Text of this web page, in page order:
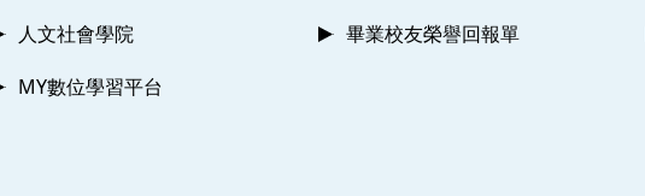
人文社會學院 畢業校友榮譽回報單
MY數位學習平台